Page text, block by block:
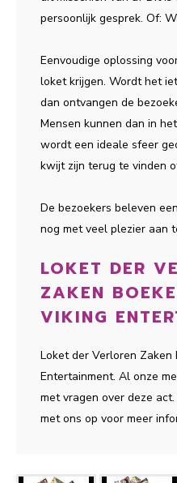
persoonlijk gesprek. Of:
Eenvoudige oplossing
loket krijgen. Wordt het
dan ontvangen de
Mensen kunnen dan in
wordt een ideale sfeer
kwijt zijn terug te vinden
De bezoekers beleven
nog met veel plezier aan
LOKET DER
ZAKEN
VIKING
Loket der Verloren Zaken
Entertainment. Al onze
met vragen over deze
met ons op voor meer